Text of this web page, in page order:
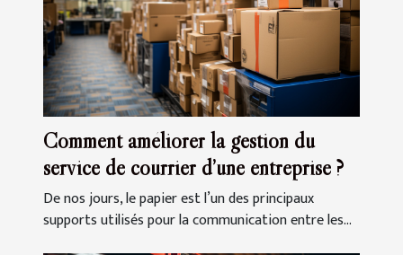
Comment améliorer la gestion du
service de courrier d’une entreprise ?
De nos jours, le papier est l’un des principaux
supports utilisés pour la communication entre les...